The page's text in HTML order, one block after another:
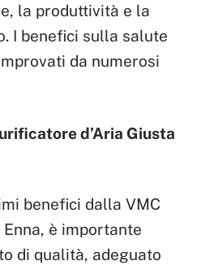
la produttività e la
I benefici sulla salute
da numerosi
d’Aria Giusta
benefici dalla VMC
è importante
di qualità, adeguato